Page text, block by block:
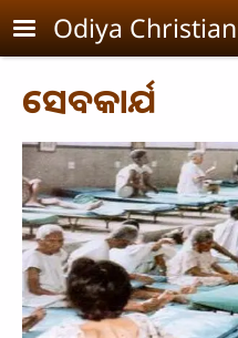
Skip to main content
Odiya Christian
ସେବକାର୍ଯ